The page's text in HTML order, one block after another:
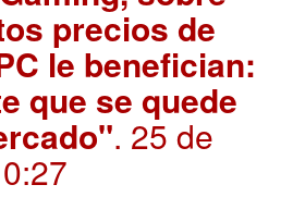
precios de
le benefician:
que se quede
. 25 de